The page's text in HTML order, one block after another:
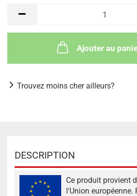
Ajouter au
Trouvez moins cher ailleurs?
DESCRIPTION
Ce produit provient
l'Union européenne.